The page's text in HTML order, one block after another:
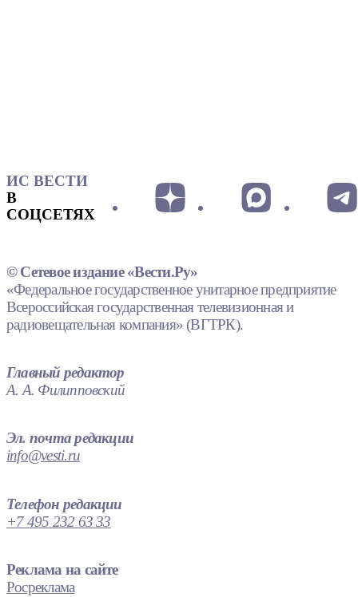
ИС ВЕСТИ
В
СОЦСЕТЯХ
© Сетевое издание «Вести.Ру»
«Федеральное государственное унитарное предприятие
Всероссийская государственная телевизионная и
радиовещательная компания» (ВГТРК).
Главный редактор
А. А. Филипповский
Эл. почта редакции
info@vesti.ru
Телефон редакции
+7 495 232 63 33
Реклама на сайте
Росреклама